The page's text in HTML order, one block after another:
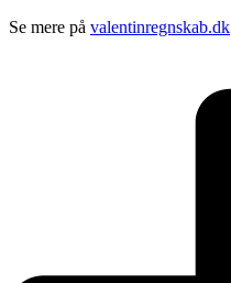
Se mere på valentinregnskab.dk